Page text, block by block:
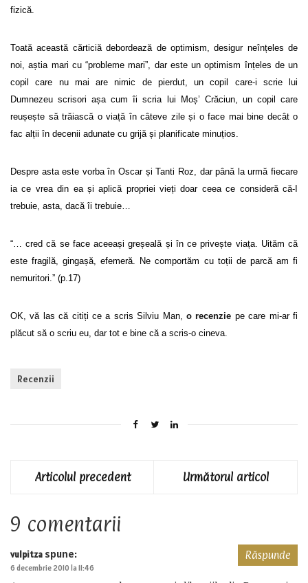
fizică.
Toată această cărticiă debordează de optimism, desigur neînțeles de
noi, aștia mari cu “probleme mari”, dar este un optimism înțeles de un
copil care nu mai are nimic de pierdut, un copil care-i scrie lui
Dumnezeu scrisori așa cum îi scria lui Moș’ Crăciun, un copil care
reușește să trăiască o viață în câteve zile și o face mai bine decât o
fac alții în decenii adunate cu grijă și planificate minuțios.
Despre asta este vorba în Oscar și Tanti Roz, dar până la urmă fiecare
ia ce vrea din ea și aplică propriei vieți doar ceea ce consideră că-I
trebuie, asta, dacă îi trebuie…
“… cred că se face aceeași greșeală și în ce privește viața. Uităm că
este fragilă, gingașă, efemeră. Ne comportăm cu toții de parcă am fi
nemuritori.” (p.17)
OK, vă las că citiți ce a scris Silviu Man, o recenzie pe care mi-ar fi
plăcut să o scriu eu, dar tot e bine că a scris-o cineva.
Recenzii
Articolul precedent Următorul articol
9 comentarii
vulpitza spune:
6 decembrie 2010 la 11:46
Răspunde